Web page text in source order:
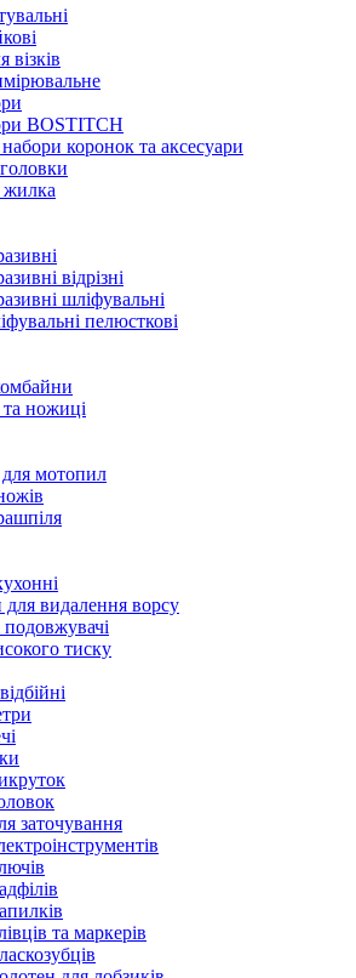
візків
BOSTITCH
коронок та аксесуари
жилка
відрізні
шліфувальні
пелюсткові
ножиці
мотопил
видалення ворсу
тиску
заточування
та маркерів